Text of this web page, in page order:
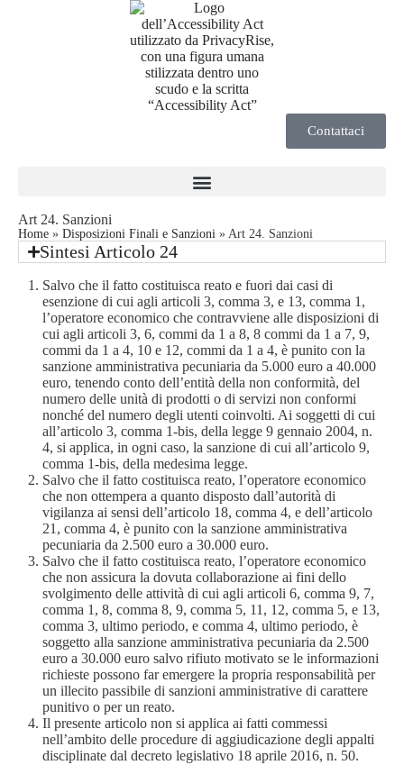
Contattaci
Art 24. Sanzioni
Home » Disposizioni Finali e Sanzioni » Art 24. Sanzioni
Sintesi Articolo 24
Salvo che il fatto costituisca reato e fuori dai casi di
esenzione di cui agli articoli 3, comma 3, e 13, comma 1,
l’operatore economico che contravviene alle disposizioni di
cui agli articoli 3, 6, commi da 1 a 8, 8 commi da 1 a 7, 9,
commi da 1 a 4, 10 e 12, commi da 1 a 4, è punito con la
sanzione amministrativa pecuniaria da 5.000 euro a 40.000
euro, tenendo conto dell’entità della non conformità, del
numero delle unità di prodotti o di servizi non conformi
nonché del numero degli utenti coinvolti. Ai soggetti di cui
all’articolo 3, comma 1-bis, della legge 9 gennaio 2004, n.
4, si applica, in ogni caso, la sanzione di cui all’articolo 9,
comma 1-bis, della medesima legge.
Salvo che il fatto costituisca reato, l’operatore economico
che non ottempera a quanto disposto dall’autorità di
vigilanza ai sensi dell’articolo 18, comma 4, e dell’articolo
21, comma 4, è punito con la sanzione amministrativa
pecuniaria da 2.500 euro a 30.000 euro.
Salvo che il fatto costituisca reato, l’operatore economico
che non assicura la dovuta collaborazione ai fini dello
svolgimento delle attività di cui agli articoli 6, comma 9, 7,
comma 1, 8, comma 8, 9, comma 5, 11, 12, comma 5, e 13,
comma 3, ultimo periodo, e comma 4, ultimo periodo, è
soggetto alla sanzione amministrativa pecuniaria da 2.500
euro a 30.000 euro salvo rifiuto motivato se le informazioni
richieste possono far emergere la propria responsabilità per
un illecito passibile di sanzioni amministrative di carattere
punitivo o per un reato.
Il presente articolo non si applica ai fatti commessi
nell’ambito delle procedure di aggiudicazione degli appalti
disciplinate dal decreto legislativo 18 aprile 2016, n. 50.